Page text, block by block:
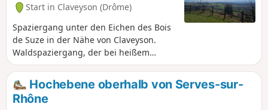
Start in Claveyson (Drôme)
Spaziergang unter den Eichen des Bois
de Suze in der Nähe von Claveyson.
Waldspaziergang, der bei heißem
Wetter unternommen werden sollte.
Hochebene oberhalb von Serves-sur-
Rhône